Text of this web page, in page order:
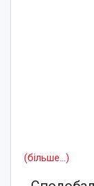
(більше…)